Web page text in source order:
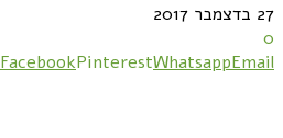
27 בדצמבר 2017
0
FacebookPinterestWhatsappEmail